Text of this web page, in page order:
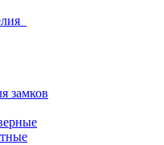
замков